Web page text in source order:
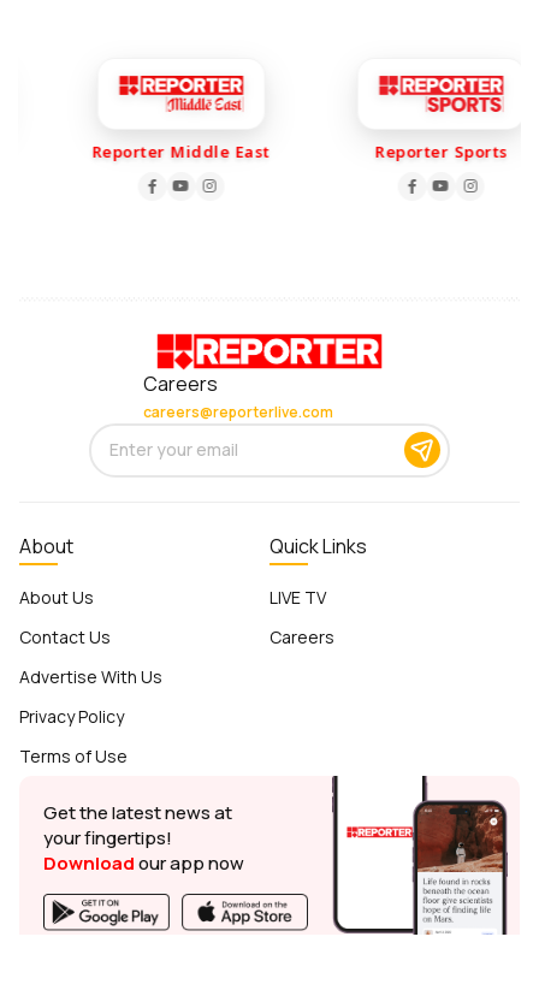
Reporter Middle East Reporter Sports
Careers
careers@reporterlive.com
About
About Us
Contact Us
Advertise With Us
Privacy Policy
Terms of Use
Quick Links
LIVE TV
Careers
Get the latest news at
your fingertips!
Downloadour app now